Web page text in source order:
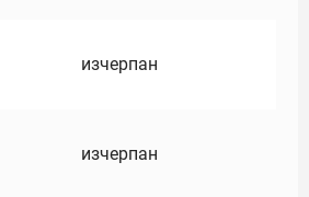
изчерпан
изчерпан